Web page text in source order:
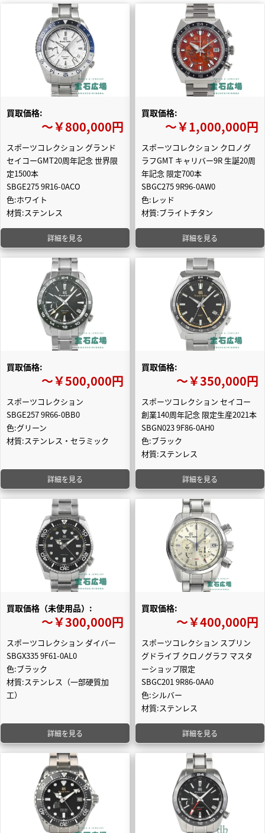
買取価格:
〜￥800,000円
スポーツコレクション グランド
セイコーGMT20周年記念 世界限
定1500本
SBGE275 9R16-0ACO
色:ホワイト
材質:ステンレス
詳細を見る
買取価格:
〜￥1,000,000円
スポーツコレクション クロノグ
ラフGMT キャリバー9R 生誕20周
年記念 限定700本
SBGC275 9R96-0AW0
色:レッド
材質:ブライトチタン
詳細を見る
買取価格:
〜￥500,000円
スポーツコレクション
SBGE257 9R66-0BB0
色:グリーン
材質:ステンレス・セラミック
詳細を見る
買取価格:
〜￥350,000円
スポーツコレクション セイコー
創業140周年記念 限定生産2021本
SBGN023 9F86-0AH0
色:ブラック
材質:ステンレス
詳細を見る
買取価格（未使用品）:
〜￥300,000円
スポーツコレクション ダイバー
SBGX335 9F61-0AL0
色:ブラック
材質:ステンレス（一部硬質加
工）
詳細を見る
買取価格:
〜￥400,000円
スポーツコレクション スプリン
グドライブ クロノグラフ マスタ
ーショップ限定
SBGC201 9R86-0AA0
色:シルバー
材質:ステンレス
詳細を見る